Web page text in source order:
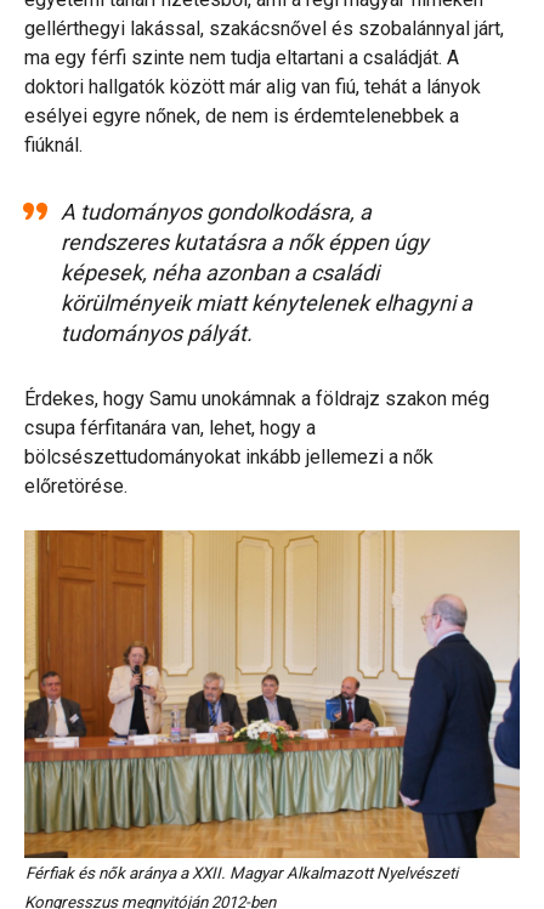
gellérthegyi lakással, szakácsnővel és szobalánnyal járt,
ma egy férfi szinte nem tudja eltartani a családját. A
doktori hallgatók között már alig van fiú, tehát a lányok
esélyei egyre nőnek, de nem is érdemtelenebbek a
fiúknál.
A tudományos gondolkodásra, a
rendszeres kutatásra a nők éppen úgy
képesek, néha azonban a családi
körülményeik miatt kénytelenek elhagyni a
tudományos pályát.
Érdekes, hogy Samu unokámnak a földrajz szakon még
csupa férfitanára van, lehet, hogy a
bölcsészettudományokat inkább jellemezi a nők
előretörése.
Férfiak és nők aránya a XXII. Magyar Alkalmazott Nyelvészeti
Kongresszus megnyitóján 2012-ben